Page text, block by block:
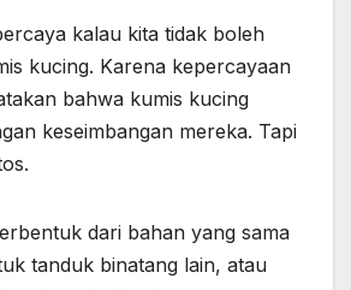
kalau kita tidak boleh
kucing. Karena kepercayaan
bahwa kumis kucing
keseimbangan mereka. Tapi
dari bahan yang sama
tanduk binatang lain, atau